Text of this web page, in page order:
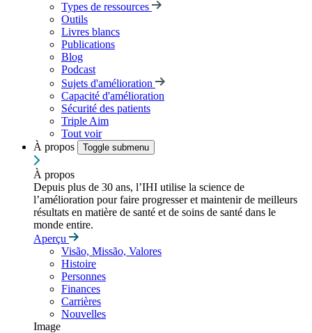
Types de ressources
Outils
Livres blancs
Publications
Blog
Podcast
Sujets d'amélioration
Capacité d'amélioration
Sécurité des patients
Triple Aim
Tout voir
À propos
Toggle submenu
À propos
Depuis plus de 30 ans, l’IHI utilise la science de
l’amélioration pour faire progresser et maintenir de meilleurs
résultats en matière de santé et de soins de santé dans le
monde entire.
Aperçu
Visão, Missão, Valores
Histoire
Personnes
Finances
Carrières
Nouvelles
Image